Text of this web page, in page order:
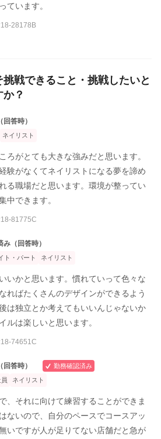
ています。
28178B
戦できること・挑戦したいと
？
答時）
ネイリスト
ろがとても大きな強みだと思います。
験がなくてネイリストになる夢を諦め
る職場だと思います。環境が整ってい
中できます。
81775C
（回答時）
ト・パート ネイリスト
いかと思います。慣れていって色々な
ればたくさんのデザインができるよう
は独立とか考えてもいいんじゃないか
ルは楽しいと思います。
74651C
答時）
勤務確認済み
ネイリスト
、それに向けて練習することができま
ないので、自分のペースでコースアッ
いですが人が足りてない店舗だと急が